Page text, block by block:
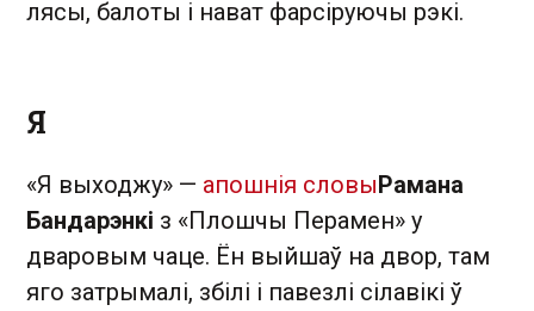
лясы, балоты і нават фарсіруючы рэкі.
Я
«Я выходжу» — апошнія словыРамана
Бандарэнкі з «Плошчы Перамен» у
дваровым чаце. Ён выйшаў на двор, там
яго затрымалі, збілі і павезлі сілавікі ў